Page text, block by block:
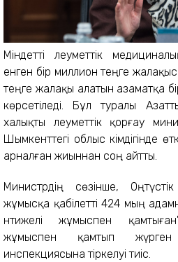
Міндетті әлеуметтік
енген бір миллион теңге
теңге жалақы алатын азаматқа
көрсетіледі. Бұл туралы
халықты әлеуметтік қорғау
Шымкенттегі облыс әкімдігінде
арналған жиыннан соң айтты.
Министрдің сөзінше,
жұмысқа қабілетті 424 мың
нәтижелі жұмыспен
жұмыспен қамтып жүрген
инспекциясына тіркелуі тиіс.